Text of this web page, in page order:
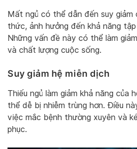
Mất ngủ có thể dẫn đến suy giảm
thức, ảnh hưởng đến khả năng
Những vấn đề này có thể làm
và chất lượng cuộc sống.
Suy giảm hệ miễn dịch
Thiếu ngủ làm giảm khả năng của
thể dễ bị nhiễm trùng hơn. Điều
việc mắc bệnh thường xuyên và
phục.